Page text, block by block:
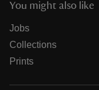
You might also like
Jobs
Collections
Prints